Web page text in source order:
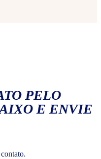
PELO
E ENVIE